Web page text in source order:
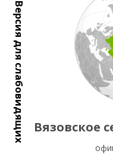
Версия для слабовидящих Вязовское